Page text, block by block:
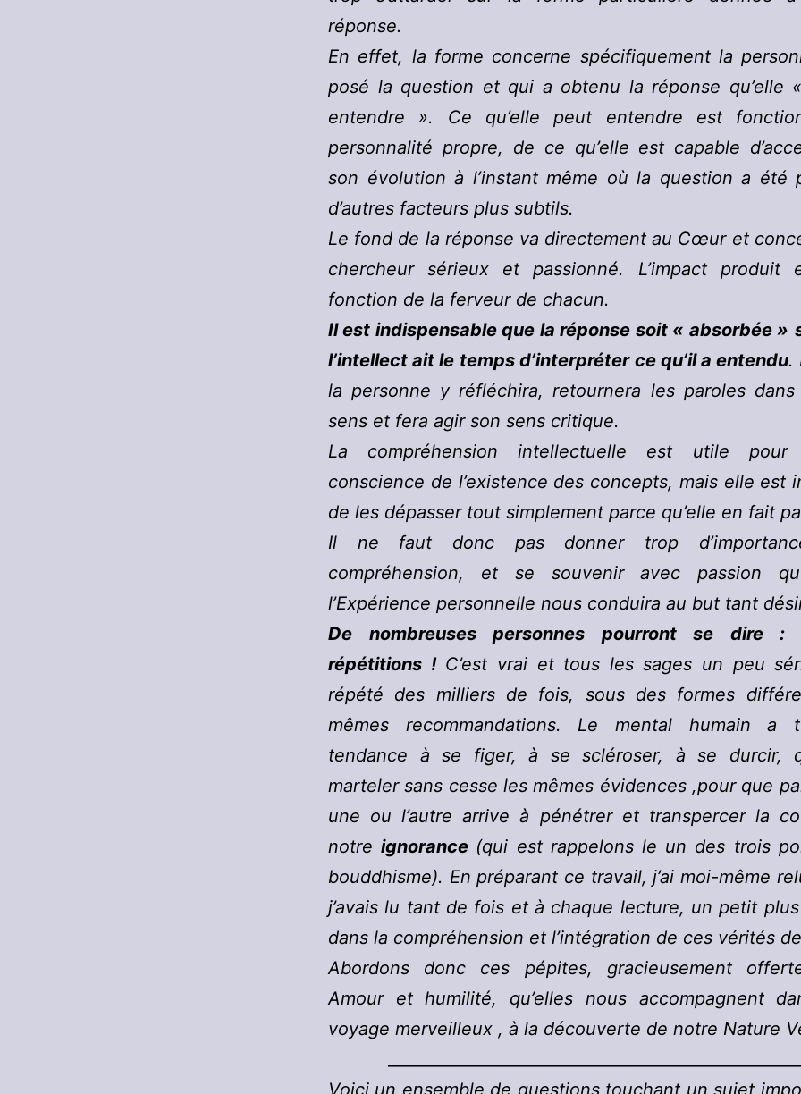
réponse.
En effet, la forme concerne spécifiquement la
posé la question et qui a obtenu la réponse qu’elle
entendre ». Ce qu’elle peut entendre est
personnalité propre, de ce qu’elle est capable
son évolution à l’instant même où la question a été
d’autres facteurs plus subtils.
Le fond de la réponse va directement au Cœur et
chercheur sérieux et passionné. L’impact produit
fonction de la ferveur de chacun.
Il est indispensable que la réponse soit « absorbée »
l’intellect ait le temps d’interpréter ce qu’il a entendu.
la personne y réfléchira, retournera les paroles
sens et fera agir son sens critique.
La compréhension intellectuelle est utile pour
conscience de l’existence des concepts, mais elle est
de les dépasser tout simplement parce qu’elle en fait
Il ne faut donc pas donner trop
compréhension, et se souvenir avec passion
l’Expérience personnelle nous conduira au but tant
De nombreuses personnes pourront se dire :
répétitions !C’est vrai et tous les sages un peu
répété des milliers de fois, sous des formes
mêmes recommandations. Le mental humain a
tendance à se figer, à se scléroser, à se durcir,
marteler sans cesse les mêmes évidences ,pour que
une ou l’autre arrive à pénétrer et transpercer la
notreignorance (qui est rappelons le un des trois
bouddhisme). En préparant ce travail, j’ai moi-même
j’avais lu tant de fois et à chaque lecture, un petit
dans la compréhension et l’intégration de ces vérités
Abordons donc ces pépites, gracieusement
Amour et humilité, qu’elles nous accompagnent
voyage merveilleux , à la découverte de notre Nature